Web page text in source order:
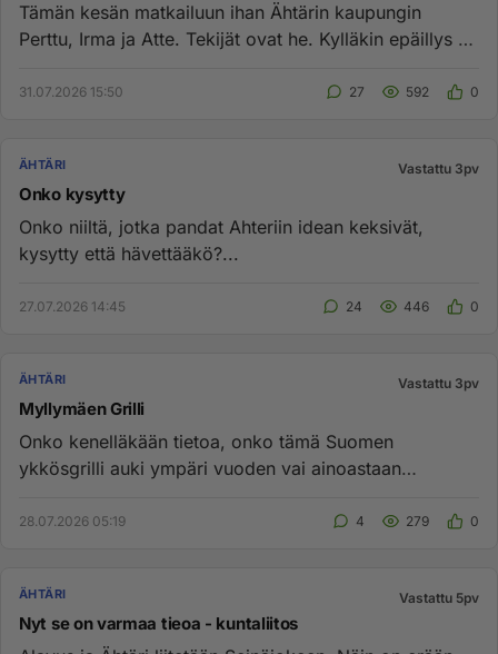
Tämän kesän matkailuun ihan Ähtärin kaupungin
Perttu, Irma ja Atte. Tekijät ovat he. Kylläkin epäillys on
31.07.2026 15:50 27 592 0
ÄHTÄRI Vastattu 3pv
Onko kysytty
Onko niiltä, jotka pandat Ahteriin idean keksivät,
kysytty että hävettääkö?...
27.07.2026 14:45 24 446 0
ÄHTÄRI Vastattu 3pv
Myllymäen Grilli
Onko kenelläkään tietoa, onko tämä Suomen
ykkösgrilli auki ympäri vuoden vai ainoastaan
28.07.2026 05:19 4 279 0
ÄHTÄRI Vastattu 5pv
Nyt se on varmaa tieoa - kuntaliitos